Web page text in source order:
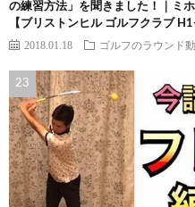
の練習方法」を聞きました！｜ミ
【ブリストンヒル ゴルフクラブ
2018.01.18 ゴルフのラウンド